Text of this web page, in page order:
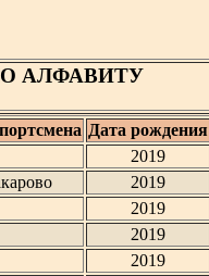
АЛФАВИТУ
Дата рождения
2019
2019
2019
2019
2019